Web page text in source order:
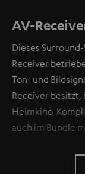
AV-
Dieses
Receiver
Ton- und
Receiver besitzt,
Heimkino-
auch im Bundle